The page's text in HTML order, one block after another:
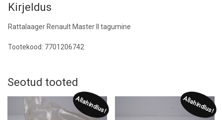
Kirjeldus
Rattalaager Renault Master ll tagumine
Tootekood: 7701206742
Seotud tooted
Allahindlus! Allahindlus!